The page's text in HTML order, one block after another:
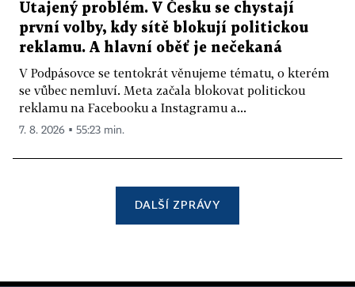
Utajený problém. V Česku se chystají
první volby, kdy sítě blokují politickou
reklamu. A hlavní oběť je nečekaná
V Podpásovce se tentokrát věnujeme tématu, o kterém
se vůbec nemluví. Meta začala blokovat politickou
reklamu na Facebooku a Instagramu a...
7. 8. 2026 ▪ 55:23 min.
DALŠÍ ZPRÁVY